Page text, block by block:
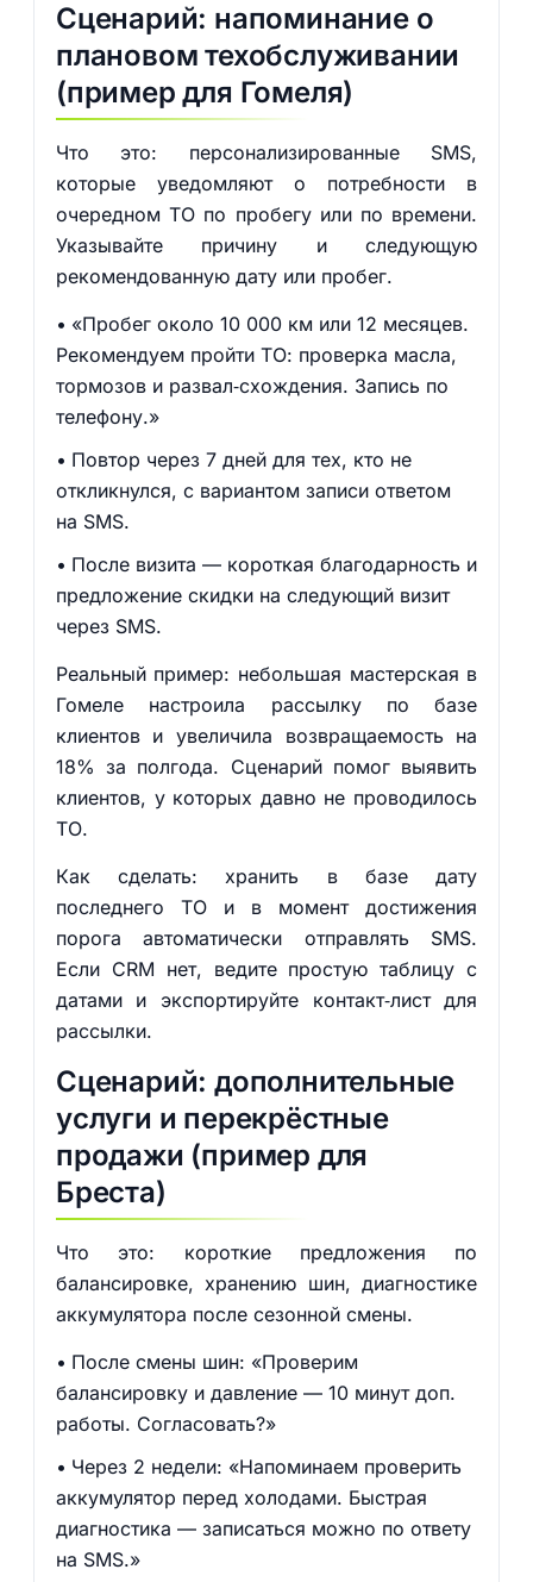
Сценарий: напоминание о
плановом техобслуживании
(пример для Гомеля)
Что это: персонализированные SMS,
которые уведомляют о потребности в
очередном ТО по пробегу или по времени.
Указывайте причину и следующую
рекомендованную дату или пробег.
«Пробег около 10 000 км или 12 месяцев.
Рекомендуем пройти ТО: проверка масла,
тормозов и развал‑схождения. Запись по
телефону.»
Повтор через 7 дней для тех, кто не
откликнулся, с вариантом записи ответом
на SMS.
После визита — короткая благодарность и
предложение скидки на следующий визит
через SMS.
Реальный пример: небольшая мастерская в
Гомеле настроила рассылку по базе
клиентов и увеличила возвращаемость на
18% за полгода. Сценарий помог выявить
клиентов, у которых давно не проводилось
ТО.
Как сделать: хранить в базе дату
последнего ТО и в момент достижения
порога автоматически отправлять SMS.
Если CRM нет, ведите простую таблицу с
датами и экспортируйте контакт‑лист для
рассылки.
Сценарий: дополнительные
услуги и перекрёстные
продажи (пример для
Бреста)
Что это: короткие предложения по
балансировке, хранению шин, диагностике
аккумулятора после сезонной смены.
После смены шин: «Проверим
балансировку и давление — 10 минут доп.
работы. Согласовать?»
Через 2 недели: «Напоминаем проверить
аккумулятор перед холодами. Быстрая
диагностика — записаться можно по ответу
на SMS.»